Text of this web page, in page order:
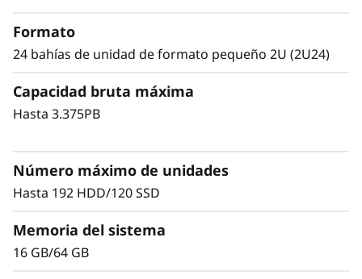
e
T
h
n
k
S
y
almacenamiento en caché adaptativo se
diseñó para cargas de trabajo que van desde
rendimiento IOPS o de un gran ancho de
banda hasta consolidación de almacenamiento
Estos sistemas están pensados para la
recuperación y copia de seguridad, los
Big Data/análisis y virtualización, pero
funcionan igualmente bien en entornos
Formato
24 bahías de unidad de formato pequeño 2U (2U24)
Capacidad bruta máxima
Hasta 3.375PB
Número máximo de unidades
Hasta 192 HDD/120 SSD
Memoria del sistema
16 GB/64 GB